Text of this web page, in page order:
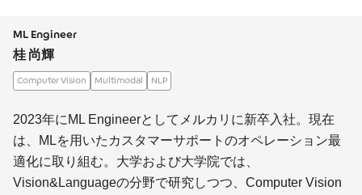
ML Engineer
桂 尚輝
Computer Vision Multimodal NLP
2023年にML Engineerとしてメルカリに新卒入社。現在
は、MLを用いたカスタマーサポートのオペレーション最
適化に取り組む。大学および大学院では、
Vision&Languageの分野で研究しつつ、Computer Vision